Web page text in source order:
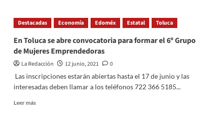
de
300
y
tripulantes
de
Peñasco,
Sonora,
Destacadas Economía Edoméx Estatal Toluca
En Toluca se abre convocatoria para formar el 6º Grupo
de Mujeres Emprendedoras
La Redacción 12 junio, 2021
0
Las inscripciones estarán abiertas hasta el 17 de junio y las
interesadas deben llamar a los teléfonos 722 366 5185...
Leer másRead